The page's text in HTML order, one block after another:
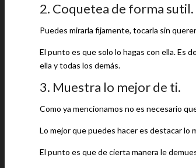
2. Coquetea de forma sutil.
Puedes mirarla fijamente, tocarla sin
El punto es que solo lo hagas con ella. Es
ella y todas los demás.
3. Muestra lo mejor de ti.
Como ya mencionamos no es necesario
Lo mejor que puedes hacer es destacar
El punto es que de cierta manera le